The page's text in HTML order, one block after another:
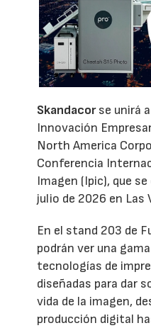
Skandacorse unirá
Innovación
North America
Conferencia
Imagen (Ipic), que
julio de 2026 en Las
En el stand 203 de
podrán ver una
tecnologías de
diseñadas para dar
vida de la imagen,
producción digital